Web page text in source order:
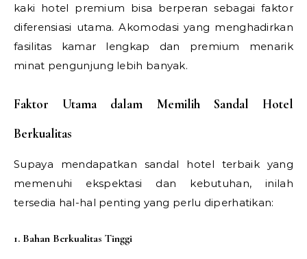
kaki hotel premium bisa berperan sebagai faktor
diferensiasi utama. Akomodasi yang menghadirkan
fasilitas kamar lengkap dan premium menarik
minat pengunjung lebih banyak.
Faktor Utama dalam Memilih Sandal Hotel
Berkualitas
Supaya mendapatkan sandal hotel terbaik yang
memenuhi ekspektasi dan kebutuhan, inilah
tersedia hal-hal penting yang perlu diperhatikan:
1. Bahan Berkualitas Tinggi